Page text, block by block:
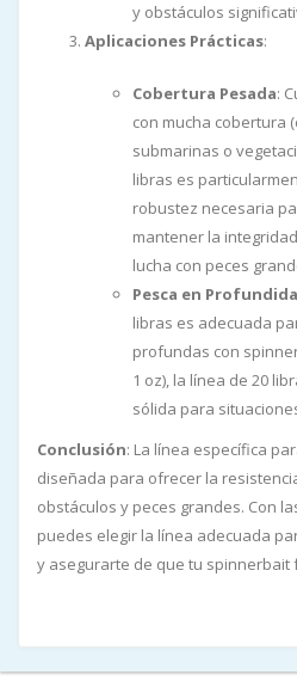
y obstáculos
Aplicaciones Prácticas:
Cobertura Pesada:
con mucha cobertura
submarinas o
libras es
robustez necesaria
mantener la
lucha con peces
Pesca en
libras es adecuada
profundas con
1 oz), la línea de 20
sólida para
Conclusión: La línea específica
diseñada para ofrecer la
obstáculos y peces grandes. Con
puedes elegir la línea adecuada
y asegurarte de que tu spinnerbait